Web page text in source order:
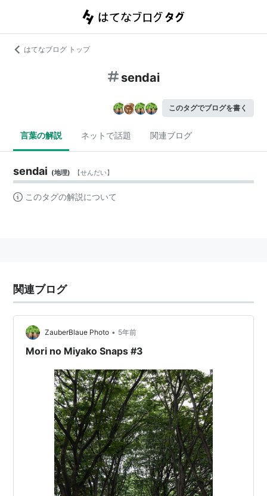
はてなブログ トップ
sendai
このタグでブログを書く
言葉の解説 ネットで話題 関連ブログ
sendai (地理) 【せんだい】
このタグの解説について
関連ブログ
ZauberBlaue Photo • 5年前
Mori no Miyako Snaps #3